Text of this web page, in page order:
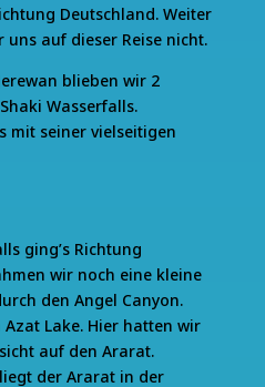
Deutschland. Weiter
uns auf dieser Reise nicht.
blieben wir 2
Wasserfalls.
mit seiner vielseitigen
ging’s Richtung
wir noch eine kleine
den Angel Canyon.
Lake. Hier hatten wir
auf den Ararat.
der Ararat in der